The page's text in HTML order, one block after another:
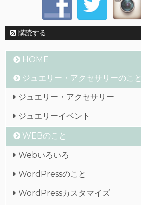
購読する
HOME
ジュエリー・アクセサリーのこと
ジュエリー・アクセサリー
ジュエリーイベント
WEBのこと
Webいろいろ
WordPressのこと
WordPressカスタマイズ